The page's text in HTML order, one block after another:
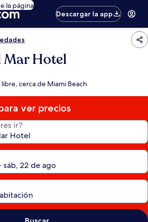
la página
Descargar la app
Mar Hotel
cerca de Miami Beach
ver precios
ir?